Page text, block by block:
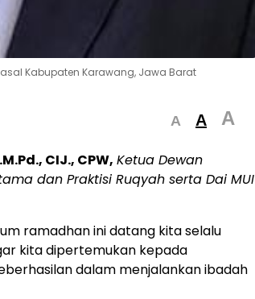
asal Kabupaten Karawang, Jawa Barat
A A A
CIJ., CPW, Ketua Dewan
dan Praktisi Ruqyah serta Dai MUI
ramadhan ini datang kita selalu
kita dipertemukan kepada
dalam menjalankan ibadah